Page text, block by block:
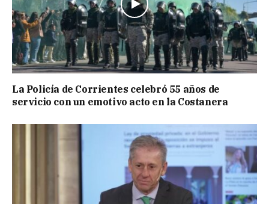
La Policía de Corrientes celebró 55 años de
servicio con un emotivo acto en la Costanera